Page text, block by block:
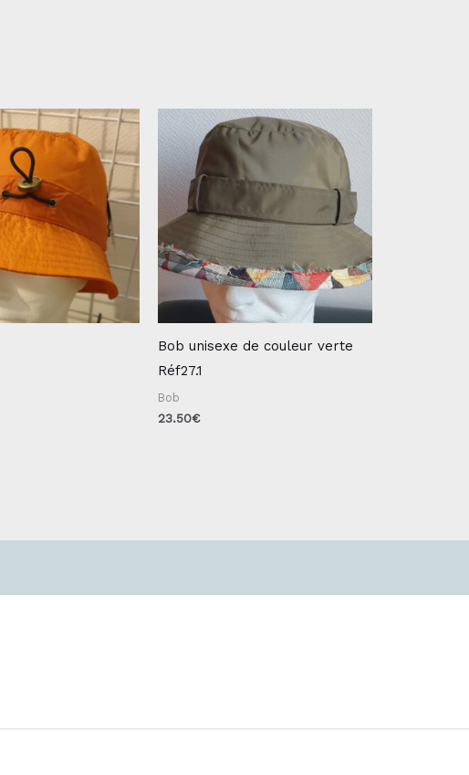
Bob unisexe de couleur verte
Réf27.1
Bob
23.50€